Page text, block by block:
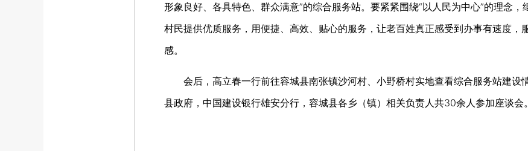
形象良好、各具特色、群众满意”的综合服务站。要紧紧围绕“以人民为中心”的理念
村民提供优质服务，用便捷、高效、贴心的服务，让老百姓真正感受到办事有速度
感。
会后，高立春一行前往容城县南张镇沙河村、小野桥村实地查看综合服务站建设
县政府，中国建设银行雄安分行，容城县各乡（镇）相关负责人共30余人参加座谈会。